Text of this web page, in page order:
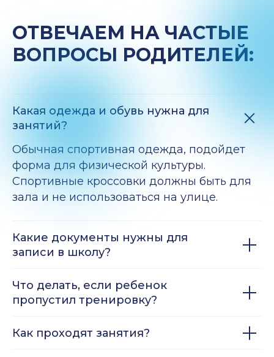
ОТВЕЧАЕМ НА ЧАСТЫЕ
ВОПРОСЫ РОДИТЕЛЕЙ:
Какая одежда и обувь нужна для
занятий?
Обычная спортивная одежда, подойдет
форма для физической культуры.
Спортивные кроссовки должны быть для
зала и не использоваться на улице.
Какие документы нужны для
записи в школу?
Что делать, если ребенок
пропустил тренировку?
Как проходят занятия?